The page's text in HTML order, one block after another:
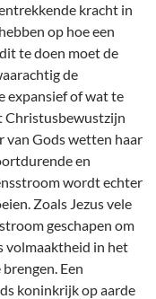
kracht in
op hoe een
te doen moet de
de
expansief of wat te
Christusbewustzijn
van Gods wetten haar
en
wordt echter
Zoals Jezus vele
geschapen om
volmaaktheid in het
Een
koninkrijk op aarde